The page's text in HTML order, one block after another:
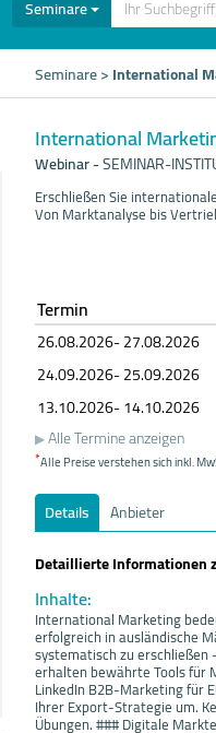
Seminare
Seminare>International
International
Webinar-SEMINAR-
Erschließen Sie
Von Marktanalyse bis
Termin
26.08.2026- 27.08.2026
24.09.2026- 25.09.2026
13.10.2026- 14.10.2026
Alle Termine anzeigen
*Alle Preise verstehen sich inkl.
Details
Anbieter
Detaillierte Informationen
Inhalte:
International Marketing
erfolgreich in ausländische
systematisch zu
erhalten bewährte Tools
LinkedIn B2B-Marketing für
Ihrer Export-Strategie um.
Übungen. ### Digitale